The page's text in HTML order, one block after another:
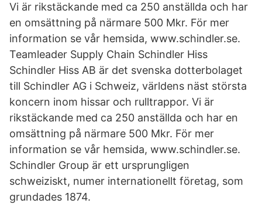
Vi är rikstäckande med ca 250 anställda och har
en omsättning på närmare 500 Mkr. För mer
information se vår hemsida, www.schindler.se.
Teamleader Supply Chain Schindler Hiss
Schindler Hiss AB är det svenska dotterbolaget
till Schindler AG i Schweiz, världens näst största
koncern inom hissar och rulltrappor. Vi är
rikstäckande med ca 250 anställda och har en
omsättning på närmare 500 Mkr. För mer
information se vår hemsida, www.schindler.se.
Schindler Group är ett ursprungligen
schweiziskt, numer internationellt företag, som
grundades 1874.